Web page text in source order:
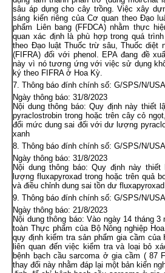
sâu áp dụng cho cây trồng. Việc xây
sáng kiến riêng của Cơ quan theo Đạo
phẩm Liên bang (FFDCA) nhằm thực
quan xác định là phù hợp trong quá
theo Đạo luật Thuốc trừ sâu, Thuốc diệt
(FIFRA) đối với phenol. EPA đang đề
này vì nó tương ứng với việc sử dụng
ký theo FIFRA ở Hoa Kỳ.
Thông báo đính chính số: G/SPS/N/
Ngày thông báo: 31/8/2023
Nội dung thông báo: Quy định này
pyraclostrobin trong hoặc trên cây cỏ
đổi mức dung sai đối với dư lượng
xanh
Thông báo đính chính số: G/SPS/N/
Ngày thông báo: 31/8/2023
Nội dung thông báo: Quy định này
lượng fluxapyroxad trong hoặc trên quả
và điều chỉnh dung sai tồn dư
Thông báo đính chính số: G/SPS/N/
Ngày thông báo: 21/8/2023
Nội dung thông báo: Vào ngày 14 tháng
toàn Thực phẩm của Bộ Nông nghiệp
quy định kiểm tra sản phẩm gia cầm
liên quan đến việc kiểm tra và loại bỏ
bệnh bạch cầu sarcoma ở gia cầm ( 87
thay đổi này nhằm đáp lại một bản kiến